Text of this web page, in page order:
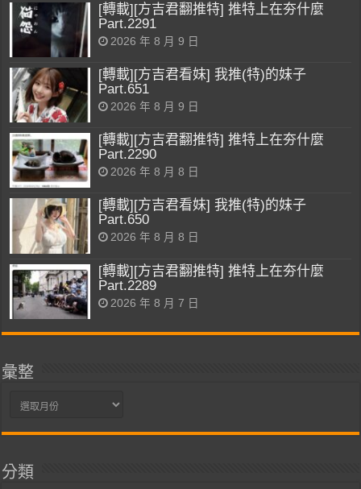
[轉載][方吉君翻推特] 推特上在夯什麼
Part.2291
2026 年 8 月 9 日
[轉載][方吉君看妹] 我推(特)的妹子
Part.651
2026 年 8 月 9 日
[轉載][方吉君翻推特] 推特上在夯什麼
Part.2290
2026 年 8 月 8 日
[轉載][方吉君看妹] 我推(特)的妹子
Part.650
2026 年 8 月 8 日
[轉載][方吉君翻推特] 推特上在夯什麼
Part.2289
2026 年 8 月 7 日
彙整
彙
分類